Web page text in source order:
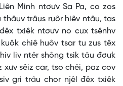
Minh ntơưv Sa Pa, co zos
trâus ruôr hiêv ntâu, tas
txiêk ntơưv no cux tsênhv
chiê huôv tsar tu zus têx
liv ntêr shông tsik tâu đơưk
xưv sêiz car, tso chêi, paz cov
gri trâu chor njêl đêx txiêk